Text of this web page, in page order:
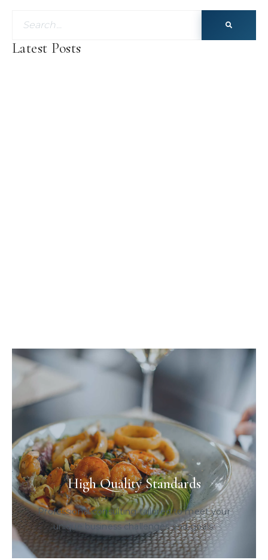
Latest Posts
High Quality Standards
Professional consulting tailored to meet your
unique business challenges and goals.